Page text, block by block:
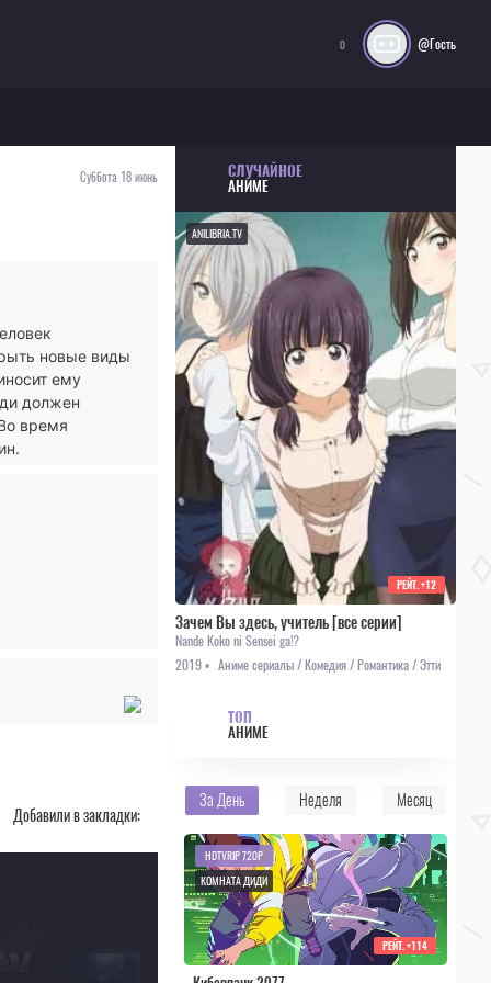
0 @Гость
Суббота 18 июнь
новые виды
ему
должен
время
Добавили в закладки:
СЛУЧАЙНОЕ
АНИМЕ
Зачем Вы здесь, учитель [все серии]
Nande Koko ni Sensei ga!?
2019 • Аниме сериалы / Комедия / Романтика / Этти
ANILIBRIA.TV
РЕЙТ. +12
ТОП
АНИМЕ
За День Неделя Месяц
HDTVRIP 720P
КОМНАТА ДИДИ
РЕЙТ. +114